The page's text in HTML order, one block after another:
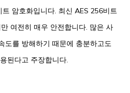
암호화입니다. 최신 AES 256비트
여전히 매우 안전합니다. 많은 사
도를 방해하기 때문에 충분하고도
된다고 주장합니다.